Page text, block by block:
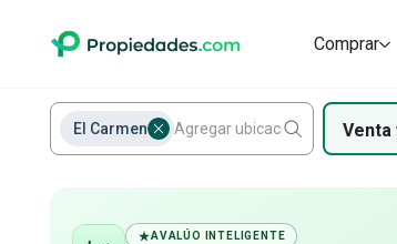
El Carmen Venta
AVALÚO INTELIGENTE
Comprar